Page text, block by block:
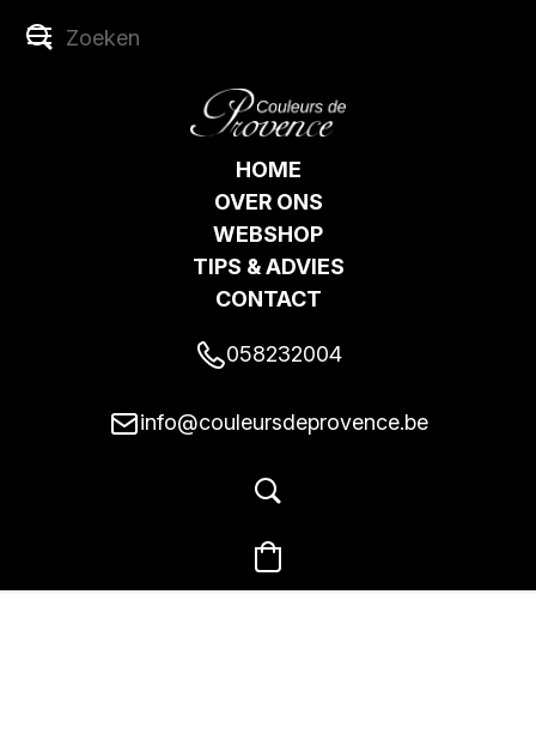
HOME
OVER ONS
WEBSHOP
TIPS & ADVIES
CONTACT
058232004
info@couleursdeprovence.be